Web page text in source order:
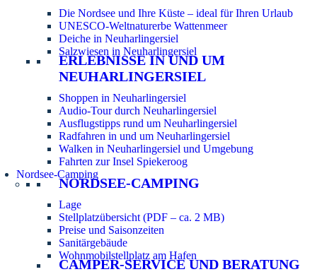
Die Nordsee und Ihre Küste – ideal für Ihren Urlaub
UNESCO-Weltnaturerbe Wattenmeer
Deiche in Neuharlingersiel
Salzwiesen in Neuharlingersiel
ERLEBNISSE IN UND UM
NEUHARLINGERSIEL
Shoppen in Neuharlingersiel
Audio-Tour durch Neuharlingersiel
Ausflugstipps rund um Neuharlingersiel
Radfahren in und um Neuharlingersiel
Walken in Neuharlingersiel und Umgebung
Fahrten zur Insel Spiekeroog
Nordsee-Camping
NORDSEE-CAMPING
Lage
Stellplatzübersicht (PDF – ca. 2 MB)
Preise und Saisonzeiten
Sanitärgebäude
Wohnmobilstellplatz am Hafen
CAMPER-SERVICE UND BERATUNG